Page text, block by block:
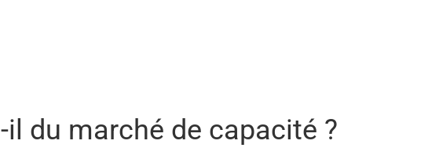
du marché de capacité ?